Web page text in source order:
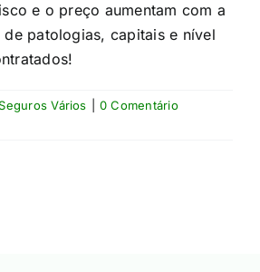
e o preço aumentam com a
patologias, capitais e nível
Vários
0 Comentário